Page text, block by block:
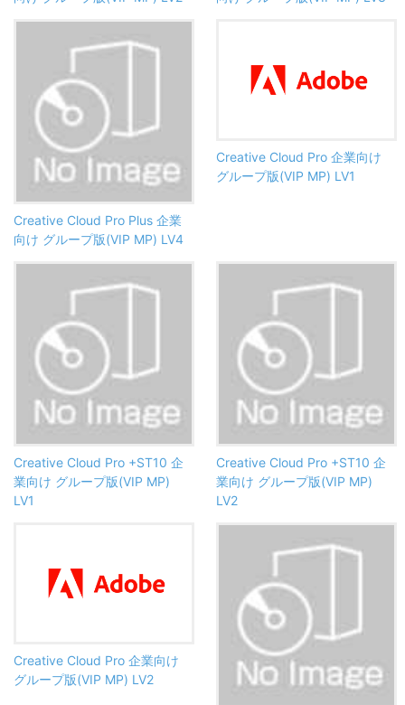
Creative Cloud Pro Plus 企業
向け グループ版(VIP MP) LV4
Creative Cloud Pro 企業向け
グループ版(VIP MP) LV1
Creative Cloud Pro +ST10 企
業向け グループ版(VIP MP)
LV1
Creative Cloud Pro +ST10 企
業向け グループ版(VIP MP)
LV2
Creative Cloud Pro 企業向け
グループ版(VIP MP) LV2